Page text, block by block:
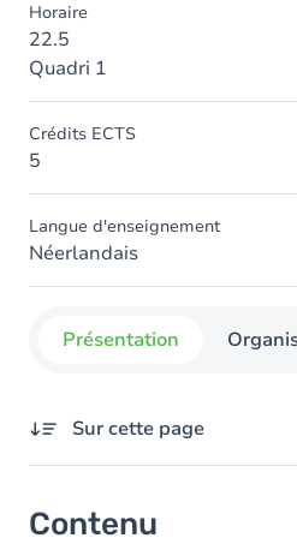
Horaire
22.5
Quadri 1
Crédits ECTS
5
Langue d'enseignement
Néerlandais
Présentation
Sur cette page
Contenu